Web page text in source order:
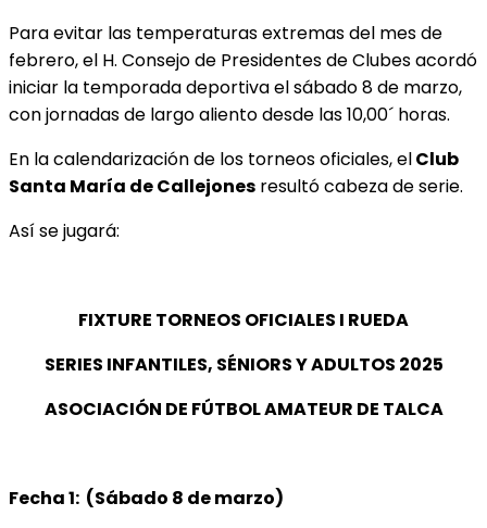
Para evitar las temperaturas extremas del mes de
febrero, el H. Consejo de Presidentes de Clubes acordó
iniciar la temporada deportiva el sábado 8 de marzo,
con jornadas de largo aliento desde las 10,00´ horas.
En la calendarización de los torneos oficiales, elClub
Santa María de Callejones resultó cabeza de serie.
Así se jugará:
FIXTURE TORNEOS OFICIALES I RUEDA
SERIES INFANTILES, SÉNIORS Y ADULTOS 2025
ASOCIACIÓN DE FÚTBOL AMATEUR DE TALCA
Fecha 1: (Sábado 8 de marzo)